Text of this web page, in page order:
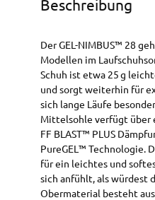
Beschreibung
Der GEL-NIMBUS™ 28
Modellen im
Schuh ist etwa 25 g
und sorgt weiterhin für
sich lange Läufe
Mittelsohle verfügt über
FF BLAST™ PLUS
PureGEL™ Technologie.
für ein leichtes und
sich anfühlt, als würdest
Obermaterial besteht